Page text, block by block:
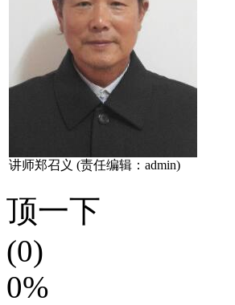
讲师郑召义 (责任编辑：admin)
顶一下
(0)
0%